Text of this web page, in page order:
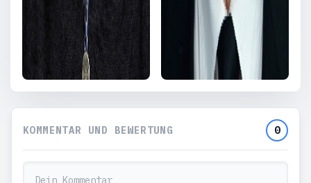
KOMMENTAR UND BEWERTUNG 0